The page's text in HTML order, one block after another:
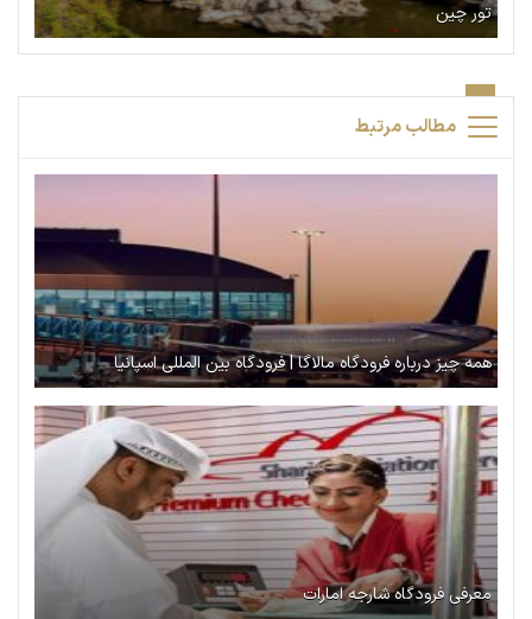
تور چین
مطالب مرتبط
همه چیز درباره فرودگاه مالاگا | فرودگاه بین المللی اسپانیا
معرفی فرودگاه شارجه امارات